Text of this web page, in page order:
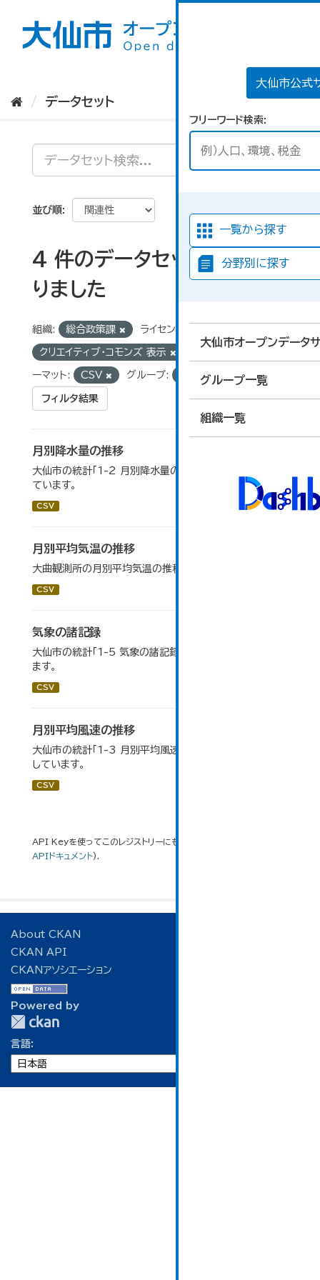
大仙市公式
フリーワード検索
一覧から探す
分野別に探す
大仙市オープンデータ
グループ一覧
組織一覧
データセット
並び順
4 件のデータセットが見つか
りました
組織: 総合政策課 ライセンス:
クリエイティブ・コモンズ 表示
ーマット: CSV グループ: 01_国土・気象
フィルタ結果
月別降水量の推移
大仙市の統計「1-2 月別降水量の推移」のデータを参照し
ています。
CSV
月別平均気温の推移
大曲観測所の月別平均気温の推移一覧です。
CSV
気象の諸記録
大仙市の統計「1-5 気象の諸記録」のデータを参照してい
ます。
CSV
月別平均風速の推移
大仙市の統計「1-3 月別平均風速の推移」のデータを参照
しています。
CSV
API Keyを使ってこのレジストリーにもアクセス可能です
APIドキュメント).
About CKAN
CKAN API
CKANアソシエーション
Powered by
言語